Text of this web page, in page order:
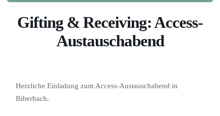
Gifting & Receiving: Access-
Austauschabend
Herzliche Einladung zum Access-Austauschabend in
Biberbach.